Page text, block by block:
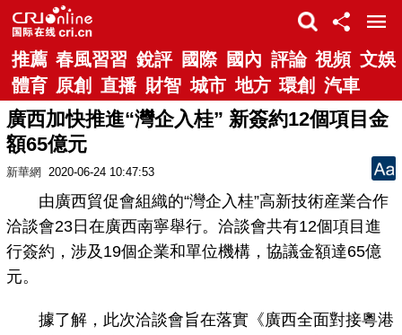
推薦 春風習習 銳評 國際 國內 評論 視頻 文娛
體育 原創 直播 財智 城市 地方 環創 汽車
廣西加快推進“灣企入桂” 新簽約12個項目金
額65億元
新華網 2020-06-24 10:47:53
由廣西貿促會組織的“灣企入桂”高新技術産業合作
洽談會23日在廣西南寧舉行。洽談會共有12個項目進
行簽約，涉及19個企業和單位機構，協議金額達65億
元。
據了解，此次洽談會旨在落實《廣西全面對接粵港